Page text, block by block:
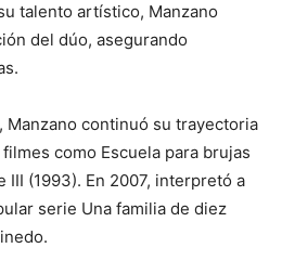
talento artístico, Manzano
del dúo, asegurando
Manzano continuó su trayectoria
como Escuela para brujas
III (1993). En 2007, interpretó a
serie Una familia de diez